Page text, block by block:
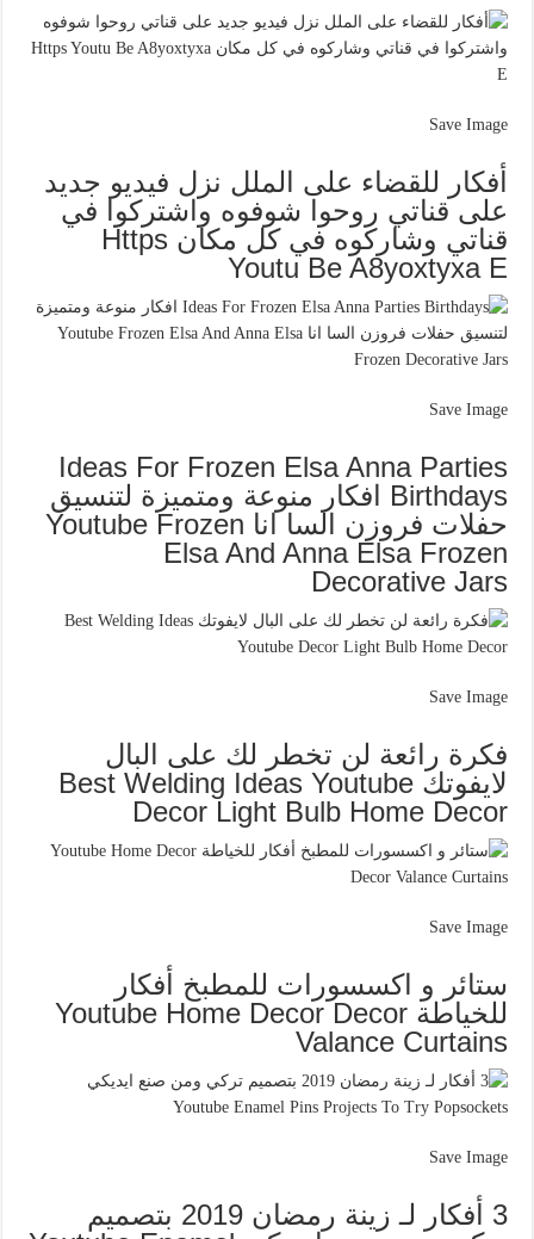
Save Image
أفكار للقضاء على الملل نزل فيديو جديد
على قناتي روحوا شوفوه واشتركوا في
قناتي وشاركوه في كل مكان Https
Youtu Be A8yoxtyxa E
Save Image
Ideas For Frozen Elsa Anna Parties
Birthdays افكار منوعة ومتميزة لتنسيق
حفلات فروزن السا انا Youtube Frozen
Elsa And Anna Elsa Frozen
Decorative Jars
Save Image
فكرة رائعة لن تخطر لك على البال
لايفوتك Best Welding Ideas Youtube
Decor Light Bulb Home Decor
Save Image
ستائر و اكسسورات للمطبخ أفكار
للخياطة Youtube Home Decor Decor
Valance Curtains
Save Image
3 أفكار لـ زينة رمضان 2019 بتصميم